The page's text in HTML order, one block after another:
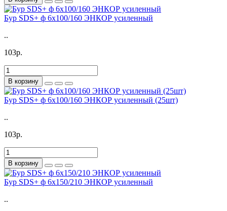
Бур SDS+ ф 6х100/160 ЭНКОР усиленный
..
103р.
В корзину
Бур SDS+ ф 6х100/160 ЭНКОР усиленный (25шт)
..
103р.
В корзину
Бур SDS+ ф 6х150/210 ЭНКОР усиленный
..